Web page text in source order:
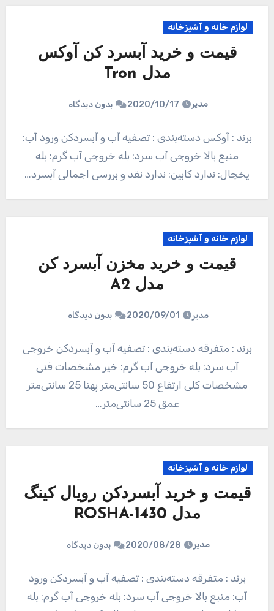
لوازم خانه و آشپزخانه
قیمت و خرید آبسرد کن آوکس
مدل Tron
مدیر 2020/10/17 بدون دیدگاه
برند : آوکس دسته‌بندی : تصفیه آب و آبسردکن ورود آب:
منبع بالا خروجی آب سرد: بله خروجی آب گرم: بله
یخچال: ندارد کابین: ندارد نقد و بررسی اجمالی آبسرد…
لوازم خانه و آشپزخانه
قیمت و خرید مخزن آبسرد کن
مدل A2
مدیر 2020/09/01 بدون دیدگاه
برند : متفرقه دسته‌بندی : تصفیه آب و آبسردکن خروجی
آب سرد: بله خروجی آب گرم: خیر مشخصات فنی
مشخصات کلی ارتفاع 50 سانتی‌متر پهنا 25 سانتی‌متر
عمق 25 سانتی‌متر…
لوازم خانه و آشپزخانه
قیمت و خرید آبسردکن رویال کینگ
مدل ROSHA-1430
مدیر 2020/08/28 بدون دیدگاه
برند : متفرقه دسته‌بندی : تصفیه آب و آبسردکن ورود
آب: منبع بالا خروجی آب سرد: بله خروجی آب گرم: بله